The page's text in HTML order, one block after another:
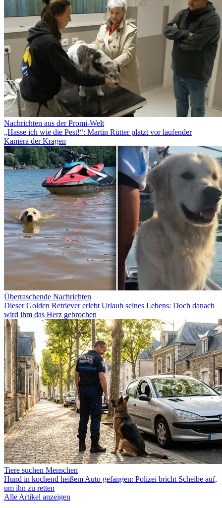
Nachrichten aus der Promi-Welt
„Hasse ich wie die Pest!“: Martin Rütter platzt vor laufender
Kamera der Kragen
Überraschende Nachrichten
Dieser Golden Retriever erlebt Urlaub seines Lebens: Doch danach
wird ihm das Herz gebrochen
Tiere suchen Menschen
Hund in kochend heißem Auto gefangen: Polizei bricht Scheibe auf,
um ihn zu retten
Alle Artikel anzeigen